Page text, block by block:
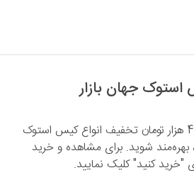
با استفاده از این کد تخفیف می‌توانید از 400 هزار تومان تخفیف انواع کیس استوک
بهره‌مند شوید. برای مشاهده و خرید
کنید" کلیک نمایید.